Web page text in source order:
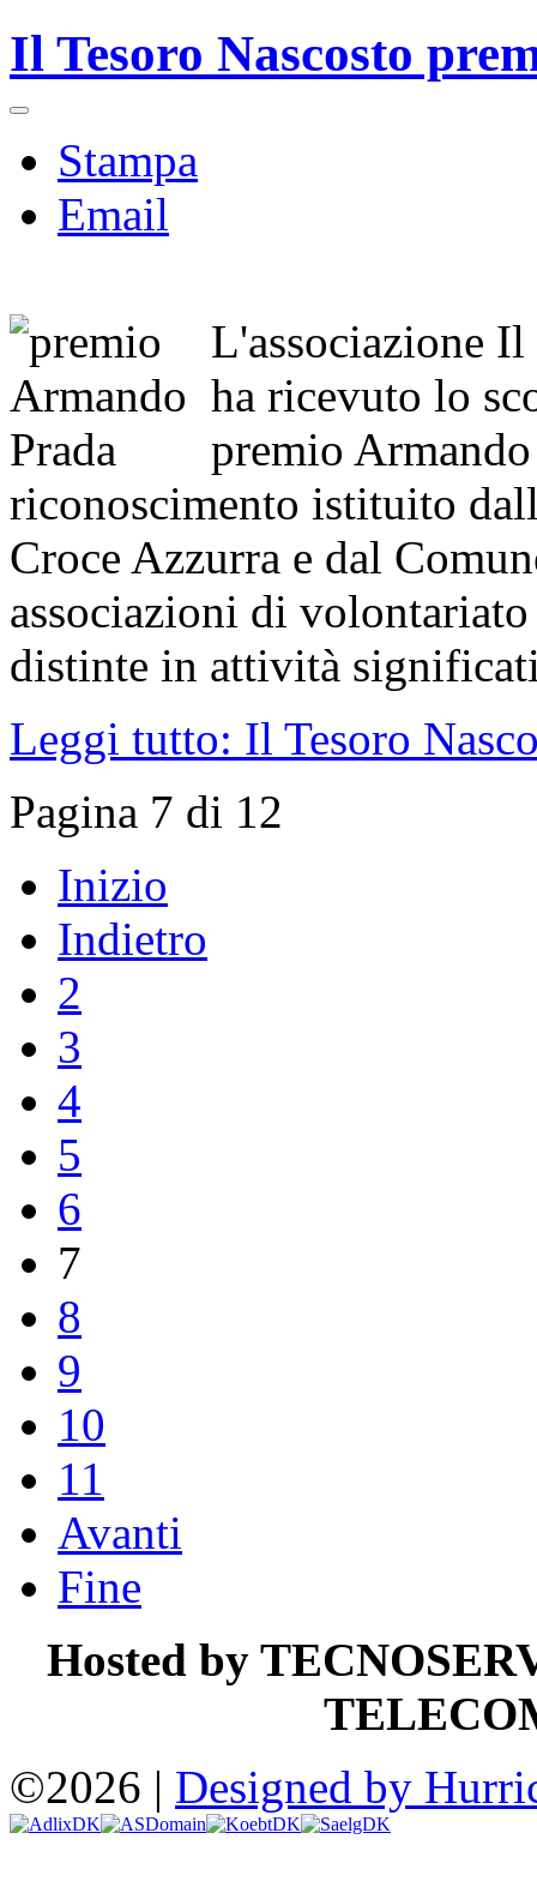
Il Tesoro Nascosto
Stampa
Email
L'associazione
ha ricevuto lo
premio
riconoscimento istituito
Croce Azzurra e dal
associazioni di
distinte in attività
Leggi tutto: Il Tesoro
Pagina 7 di 12
Inizio
Indietro
2
3
4
5
6
7
8
9
10
11
Avanti
Fine
Hosted by
©2026 | Designed by